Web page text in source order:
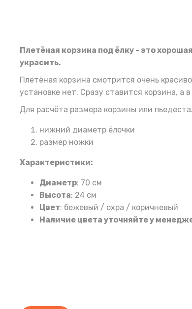
Плетёная корзина под ёлку - это
украсить.
Плетёная корзина смотрится очень
установке нет. Сразу ставится корзина, а
Для расчёта размера корзины или
нижний диаметр ёлочки
размер ножки
Характеристики:
Диаметр: 70 см
Высота: 24 см
Цвет: бежевый / охра / коричневый
Наличие цвета уточняйте у